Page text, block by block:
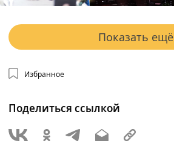
Показать ещё
Избранное
Поделиться ссылкой